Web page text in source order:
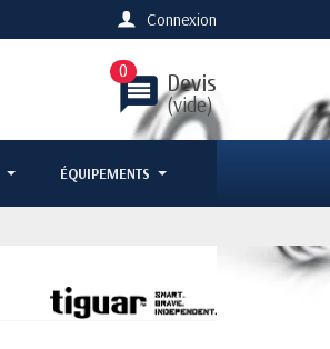
Connexion
message Devis
(vide)
0
ÉQUIPEMENTS